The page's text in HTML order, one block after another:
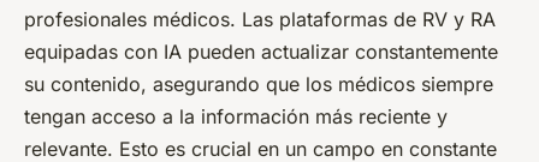
profesionales médicos. Las plataformas de RV y RA
equipadas con IA pueden actualizar constantemente
su contenido, asegurando que los médicos siempre
tengan acceso a la información más reciente y
relevante. Esto es crucial en un campo en constante